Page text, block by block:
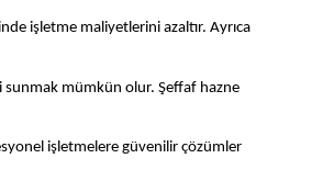
işletme maliyetlerini azaltır. Ayrıca
sunmak mümkün olur. Şeffaf hazne
işletmelere güvenilir çözümler